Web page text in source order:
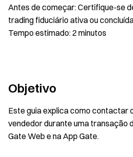
Antes de começar: Certifique-se
trading fiduciário ativa ou
Tempo estimado: 2 minutos
Objetivo
Este guia explica como contactar
vendedor durante uma transação
Gate Web e na App Gate.